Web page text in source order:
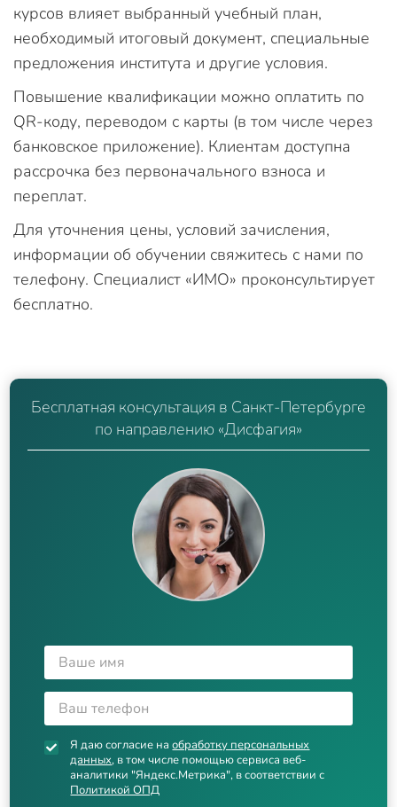
курсов влияет выбранный учебный план,
необходимый итоговый документ, специальные
предложения института и другие условия.
Повышение квалификации можно оплатить по
QR-коду, переводом с карты (в том числе через
банковское приложение). Клиентам доступна
рассрочка без первоначального взноса и
переплат.
Для уточнения цены, условий зачисления,
информации об обучении свяжитесь с нами по
телефону. Специалист «ИМО» проконсультирует
бесплатно.
Бесплатная консультация в Санкт-Петербурге
по направлению «Дисфагия»
Я даю согласие наобработку персональных
данных, в том числе помощью сервиса веб-
аналитики "Яндекс.Метрика", в соответствии с
Политикой ОПД